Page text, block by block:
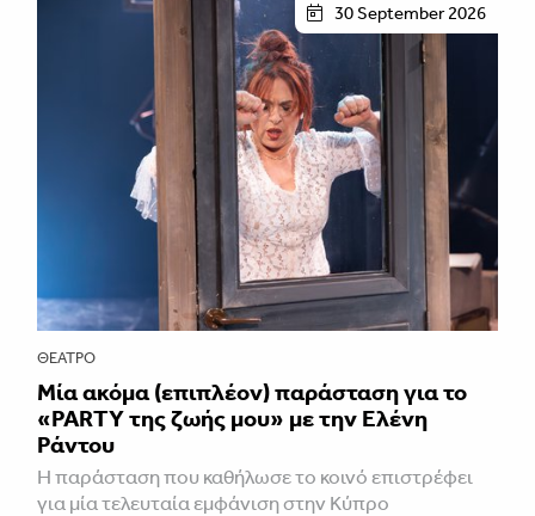
30 September 2026
ΘΈΑΤΡΟ
Μία ακόμα (επιπλέον) παράσταση για το
«PARTY της ζωής μου» με την Ελένη
Ράντου
Η παράσταση που καθήλωσε το κοινό επιστρέφει
για μία τελευταία εμφάνιση στην Κύπρο